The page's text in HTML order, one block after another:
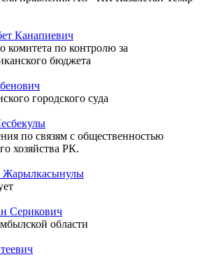
Канапиевич
комитета по контролю за
бюджета
городского суда
по связям с общественностью
хозяйства РК.
Жарылкасынулы
Серикович
области